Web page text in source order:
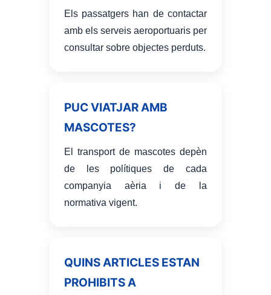
Els passatgers han de contactar
amb els serveis aeroportuaris per
consultar sobre objectes perduts.
PUC VIATJAR AMB
MASCOTES?
El transport de mascotes depèn
de les polítiques de cada
companyia aèria i de la
normativa vigent.
QUINS ARTICLES ESTAN
PROHIBITS A